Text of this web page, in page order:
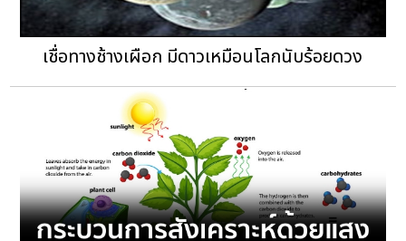
เชื่อทางช้างเผือก มีดาวเหมือนโลกนับร้อยดวง